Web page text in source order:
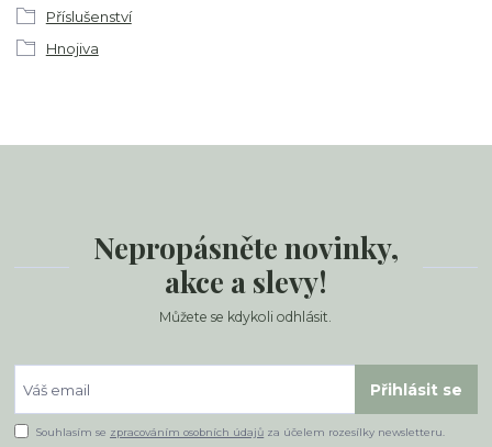
Příslušenství
Hnojiva
Nepropásněte novinky,
akce a slevy!
Můžete se kdykoli odhlásit.
Přihlásit se
Souhlasím se zpracováním osobních údajů za účelem rozesílky newsletteru.